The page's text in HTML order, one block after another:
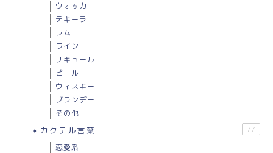
ウォッカ
テキーラ
ラム
ワイン
リキュール
ビール
ウィスキー
ブランデー
その他
カクテル言葉 77
恋愛系